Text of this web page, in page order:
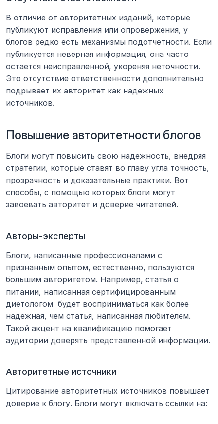
В отличие от авторитетных изданий, которые
публикуют исправления или опровержения, у
блогов редко есть механизмы подотчетности. Если
публикуется неверная информация, она часто
остается неисправленной, укореняя неточности.
Это отсутствие ответственности дополнительно
подрывает их авторитет как надежных
источников.
Повышение авторитетности блогов
Блоги могут повысить свою надежность, внедряя
стратегии, которые ставят во главу угла точность,
прозрачность и доказательные практики. Вот
способы, с помощью которых блоги могут
завоевать авторитет и доверие читателей.
Авторы-эксперты
Блоги, написанные профессионалами с
признанным опытом, естественно, пользуются
большим авторитетом. Например, статья о
питании, написанная сертифицированным
диетологом, будет восприниматься как более
надежная, чем статья, написанная любителем.
Такой акцент на квалификацию помогает
аудитории доверять представленной информации.
Авторитетные источники
Цитирование авторитетных источников повышает
доверие к блогу. Блоги могут включать ссылки на: